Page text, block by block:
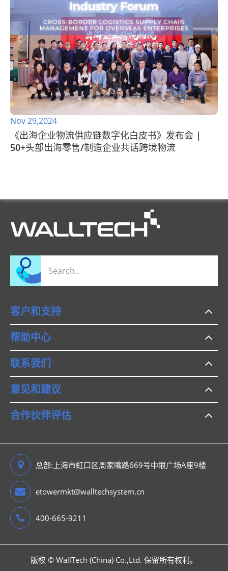
Nov 29,2024
《出海企业物流供应链数字化白皮书》发布会 |
50+头部出海零售/制造企业共话跨境物流
客户和支持
帮助中心
联系我们
意见和建议
合作伙伴评估
总部:上海市虹口区周家嘴路669号中垠广场A座9楼
etowermkt@walltechsystem.cn
400-665-9211
版权 © WallTech (China) Co.,Ltd. 保留所有权利。